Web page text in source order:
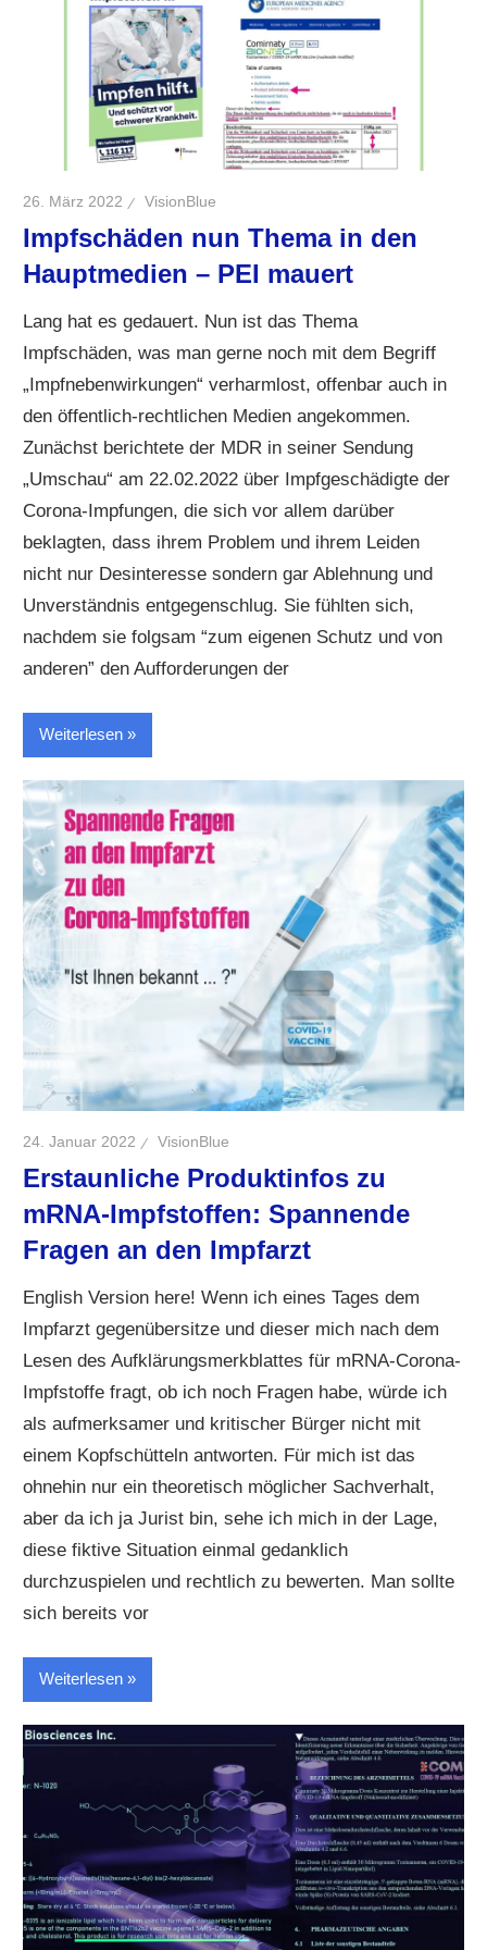
26. März 2022 VisionBlue
Impfschäden nun Thema in den
Hauptmedien – PEI mauert
Lang hat es gedauert. Nun ist das Thema
Impfschäden, was man gerne noch mit dem Begriff
„Impfnebenwirkungen“ verharmlost, offenbar auch in
den öffentlich-rechtlichen Medien angekommen.
Zunächst berichtete der MDR in seiner Sendung
„Umschau“ am 22.02.2022 über Impfgeschädigte der
Corona-Impfungen, die sich vor allem darüber
beklagten, dass ihrem Problem und ihrem Leiden
nicht nur Desinteresse sondern gar Ablehnung und
Unverständnis entgegenschlug. Sie fühlten sich,
nachdem sie folgsam “zum eigenen Schutz und von
anderen” den Aufforderungen der
Weiterlesen
24. Januar 2022 VisionBlue
Erstaunliche Produktinfos zu
mRNA-Impfstoffen: Spannende
Fragen an den Impfarzt
English Version here! Wenn ich eines Tages dem
Impfarzt gegenübersitze und dieser mich nach dem
Lesen des Aufklärungsmerkblattes für mRNA-Corona-
Impfstoffe fragt, ob ich noch Fragen habe, würde ich
als aufmerksamer und kritischer Bürger nicht mit
einem Kopfschütteln antworten. Für mich ist das
ohnehin nur ein theoretisch möglicher Sachverhalt,
aber da ich ja Jurist bin, sehe ich mich in der Lage,
diese fiktive Situation einmal gedanklich
durchzuspielen und rechtlich zu bewerten. Man sollte
sich bereits vor
Weiterlesen